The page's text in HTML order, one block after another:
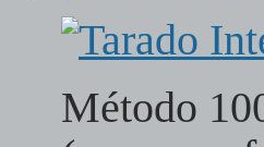
Método